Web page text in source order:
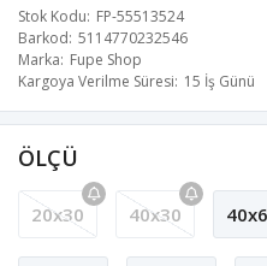
Stok Kodu FP-55513524
Barkod 5114770232546
Marka Fupe Shop
Kargoya Verilme Süresi 15 İş Günü
ÖLÇÜ
20x30 40x30